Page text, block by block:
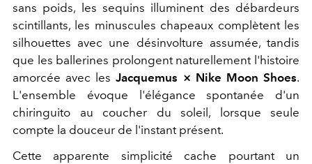
sans poids, les sequins illuminent des débardeurs
scintillants, les minuscules chapeaux complètent les
silhouettes avec une désinvolture assumée, tandis
que les ballerines prolongent naturellement l'histoire
amorcée avec lesJacquemus × Nike Moon Shoes.
L'ensemble évoque l'élégance spontanée d'un
chiringuito au coucher du soleil, lorsque seule
compte la douceur de l'instant présent.
Cette apparente simplicité cache pourtant un